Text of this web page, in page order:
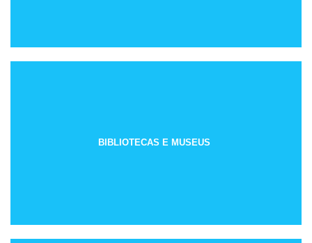
BIBLIOTECAS E MUSEUS